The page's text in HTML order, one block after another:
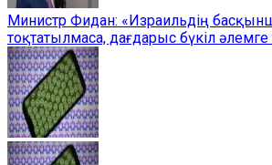
Министр Фидан: «Израильдің
тоқтатылмаса, дағдарыс бүкіл